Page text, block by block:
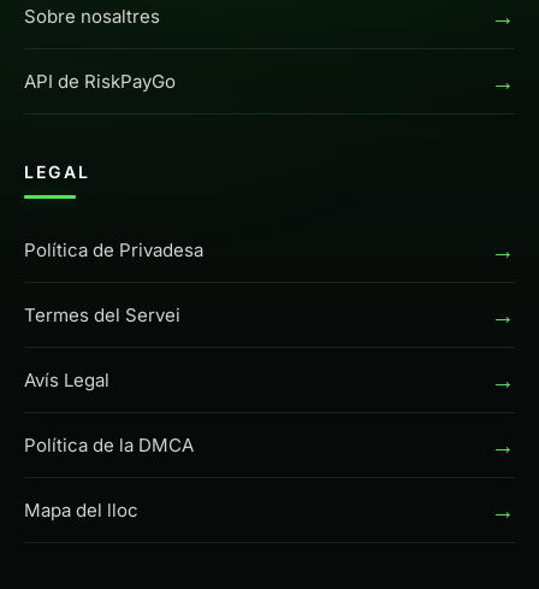
Sobre nosaltres →
API de RiskPayGo →
LEGAL
Política de Privadesa →
Termes del Servei →
Avís Legal →
Política de la DMCA →
Mapa del lloc →